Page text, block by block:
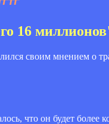
16
своим мнением о
что он будет